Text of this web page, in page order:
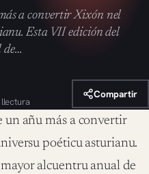
a convertir Xixón nel
Esta VII edición del
de…
Compartir
añu más a convertir
poéticu asturianu.
alcuentru anual de